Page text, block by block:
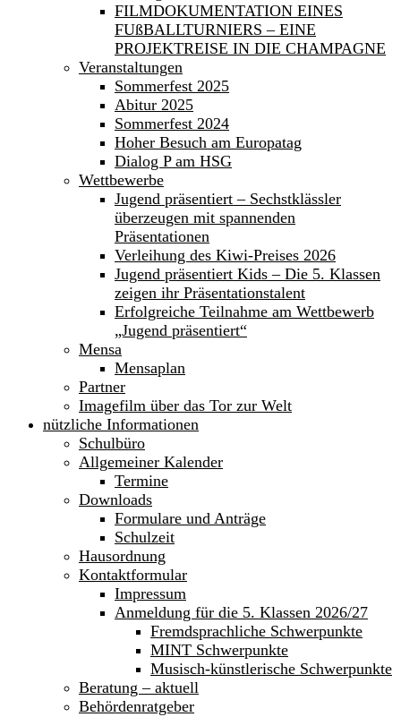
FILMDOKUMENTATION EINES
FUßBALLTURNIERS – EINE
PROJEKTREISE IN DIE CHAMPAGNE
Veranstaltungen
Sommerfest 2025
Abitur 2025
Sommerfest 2024
Hoher Besuch am Europatag
Dialog P am HSG
Wettbewerbe
Jugend präsentiert – Sechstklässler
überzeugen mit spannenden
Präsentationen
Verleihung des Kiwi-Preises 2026
Jugend präsentiert Kids – Die 5. Klassen
zeigen ihr Präsentationstalent
Erfolgreiche Teilnahme am Wettbewerb
„Jugend präsentiert“
Mensa
Mensaplan
Partner
Imagefilm über das Tor zur Welt
nützliche Informationen
Schulbüro
Allgemeiner Kalender
Termine
Downloads
Formulare und Anträge
Schulzeit
Hausordnung
Kontaktformular
Impressum
Anmeldung für die 5. Klassen 2026/27
Fremdsprachliche Schwerpunkte
MINT Schwerpunkte
Musisch-künstlerische Schwerpunkte
Beratung – aktuell
Behördenratgeber